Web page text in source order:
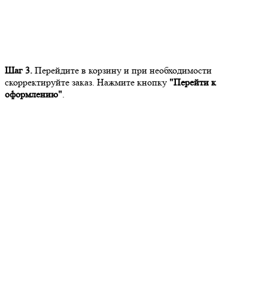
Шаг 3. Перейдите в корзину и при необходимости
скорректируйте заказ. Нажмите кнопку "Перейти к
оформлению".